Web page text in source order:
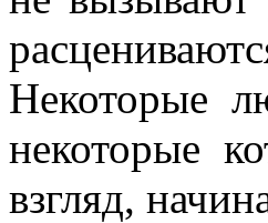
Некоторые
некоторые
взгляд,